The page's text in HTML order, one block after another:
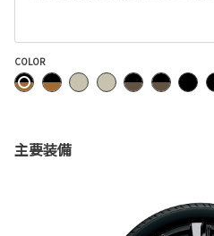
COLOR
主要装備